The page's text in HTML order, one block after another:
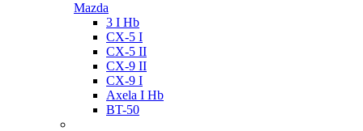
Mazda
3 I Hb
CX-5 I
CX-5 II
CX-9 II
CX-9 I
Axela I Hb
BT-50